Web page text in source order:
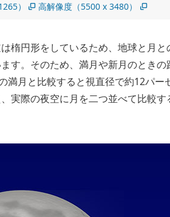
） 高解像度（5500 x 3480）
楕円形をしているため、地球と月
す。そのため、満月や新月のとき
満月と比較すると視直径で約12パ
実際の夜空に月を二つ並べて比較